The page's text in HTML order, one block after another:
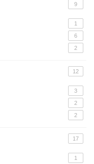
9
1
6
2
12
3
2
2
17
1